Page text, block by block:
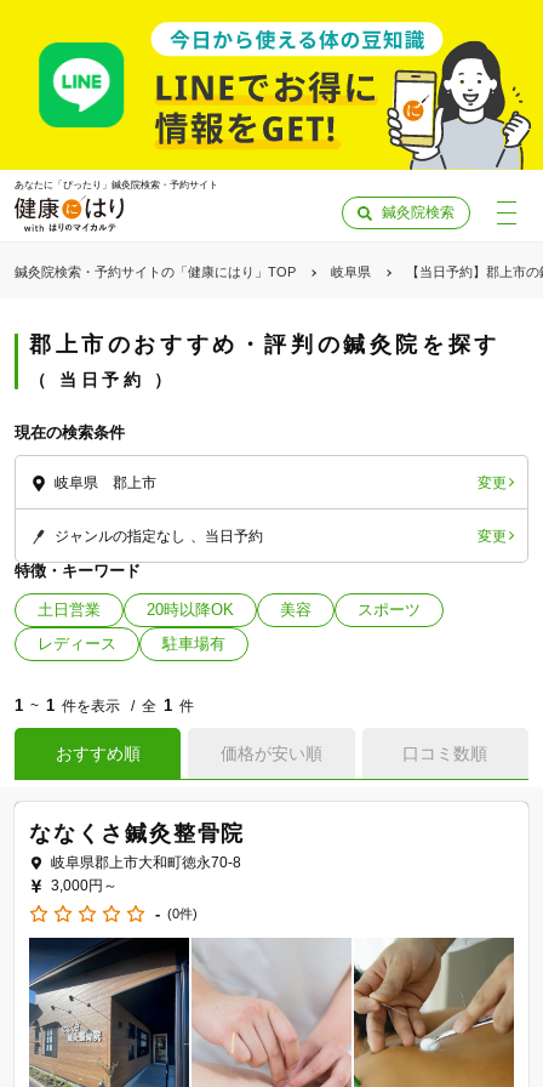
あなたに「ぴったり」鍼灸院検索・予約サイト
鍼灸院検索
鍼灸院検索・予約サイトの「健康にはり」TOP 岐阜県 【当日予約】郡上市
郡上市のおすすめ・評判の鍼灸院を探す
当日予約
現在の検索条件
岐阜県 郡上市 変更
ジャンルの指定なし 当日予約 変更
特徴・キーワード
土日営業 20時以降OK 美容
スポーツ
レディース
駐車場有
1 ~ 1 件を表示 全 1 件
おすすめ順 価格が安い順 口コミ数順
ななくさ鍼灸整骨院
岐阜県郡上市大和町徳永70-8
3,000円～
- (0件)
「健康にはりを見た」